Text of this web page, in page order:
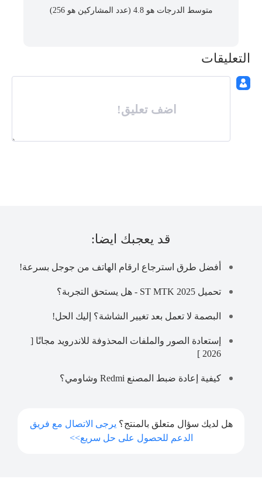
متوسط ​​الدرجات هو 4.8 (عدد المشاركين هو 256
)
التعليقات
اضف تعليق!
قد يعجبك ايضا:
أفضل طرق استرجاع ارقام الهاتف من جوجل بسرعة!
تحميل ST MTK 2025 - هل يستحق التجربة؟
البصمة لا تعمل بعد تغيير الشاشة؟ إليك الحل!
إستعادة الصور والملفات المحذوفة للاندرويد مجانًا [
2026 ]
كيفية إعادة ضبط المصنع Redmi وشاومي؟
هل لديك سؤال متعلق بالمنتج؟ يرجى الاتصال مع فريق
الدعم للحصول على حل سريع>>